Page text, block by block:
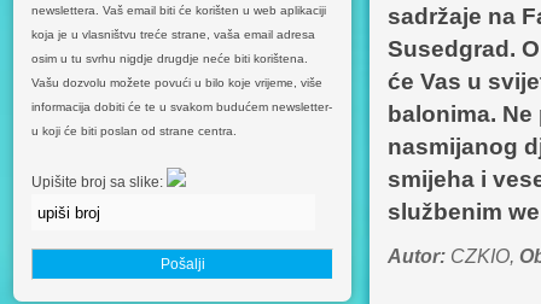
newslettera. Vaš email biti će korišten u web aplikaciji
koja je u vlasništvu treće strane, vaša email adresa
osim u tu svrhu nigdje drugdje neće biti korištena.
Vašu dozvolu možete povući u bilo koje vrijeme, više
informacija dobiti će te u svakom budućem newsletter-
u koji će biti poslan od strane centra.
Upišite broj sa slike:
sadržaje na
Susedgrad.
će Vas u
balonima.
nasmijanog
smijeha i
službenim
Autor: CZKIO,